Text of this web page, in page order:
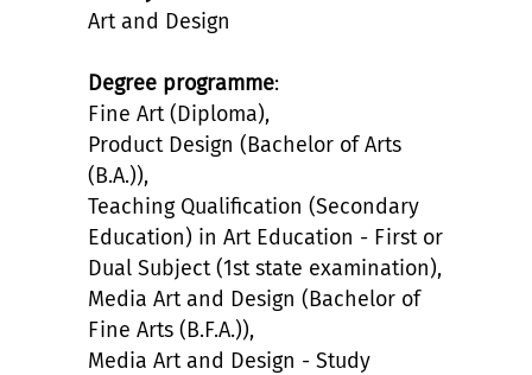
Art and Design
Degree programme:
Fine Art (Diploma),
Product Design (Bachelor of Arts
(B.A.)),
Teaching Qualification (Secondary
Education) in Art Education - First or
Dual Subject (1st state examination),
Media Art and Design (Bachelor of
Fine Arts (B.F.A.)),
Media Art and Design - Study